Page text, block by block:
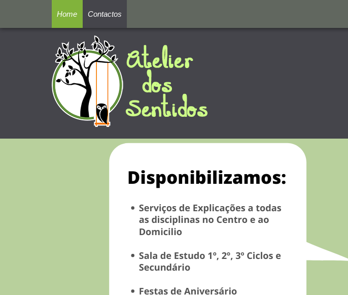
Home Contactos